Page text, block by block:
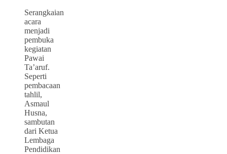
Serangkaian
acara
menjadi
pembuka
kegiatan
Pawai
Ta’aruf.
Seperti
pembacaan
tahlil,
Asmaul
Husna,
sambutan
dari Ketua
Lembaga
Pendidikan